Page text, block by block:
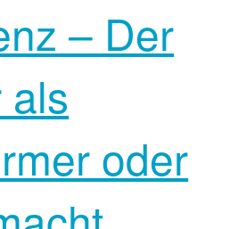
– Der
als
oder